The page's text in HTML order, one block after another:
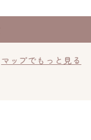
マップでもっと見る